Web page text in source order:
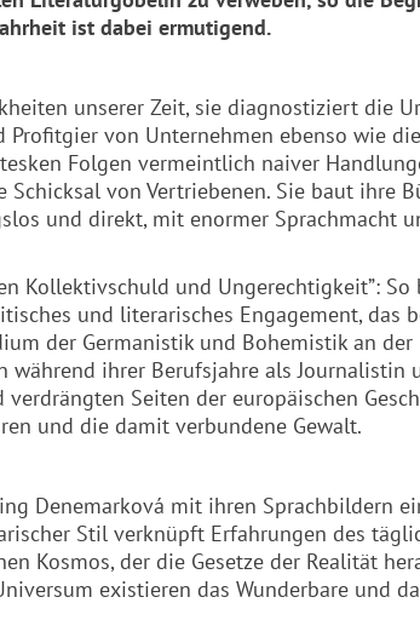
ist dabei ermutigend.
unserer Zeit, sie diagnostiziert die
von Unternehmen ebenso wie die
Folgen vermeintlich naiver
von Vertriebenen. Sie baut ihre
und direkt, mit enormer Sprachmacht
Kollektivschuld und Ungerechtigkeit”: So
und literarisches Engagement, das
der Germanistik und Bohemistik an der
während ihrer Berufsjahre als Journalistin
Seiten der europäischen
und die damit verbundene Gewalt.
Denemarková mit ihren Sprachbildern
Stil verknüpft Erfahrungen des
Kosmos, der die Gesetze der Realität
existieren das Wunderbare und